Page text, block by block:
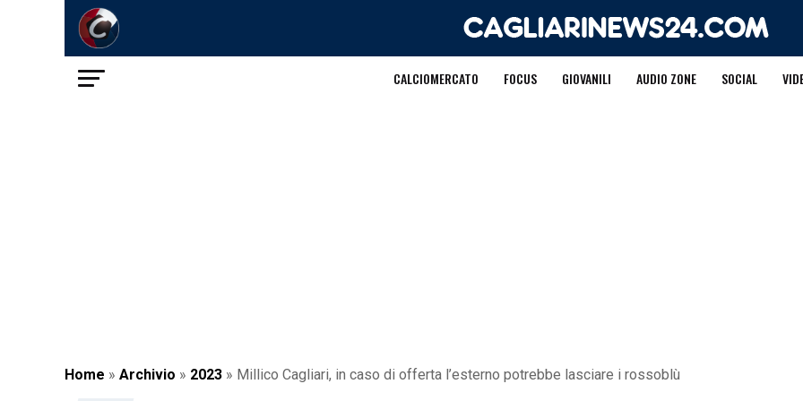
CALCIOMERCATO FOCUS GIOVANILI AUDIO ZONE SOCIAL
Home » Archivio » 2023 » Millico Cagliari, in caso di offerta l’esterno potrebbe lasciare i rossoblù